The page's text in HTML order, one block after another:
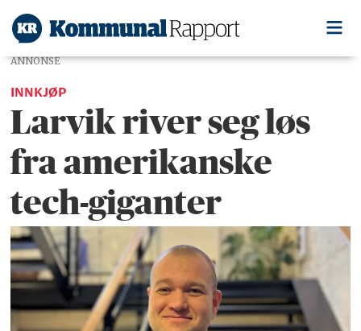
ANNONSE
INNKJØP
Larvik river seg løs
fra amerikanske
tech-giganter